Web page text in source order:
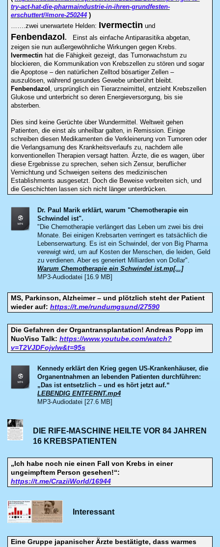
try-act-hat-die-pharmaindustrie-in-ihren-grundfesten-
erschuttert/#more-250244 )
…….zwei unerwartete Helden: Ivermectin und
Fenbendazol . Einst als einfache Antiparasitika abgetan,
zeigen sie nun außergewöhnliche Wirkungen gegen Krebs.
Ivermectinhat die Fähigkeit gezeigt, das Tumorwachstum zu
blockieren, die Kommunikation von Krebszellen zu stören und sogar
die Apoptose – den natürlichen Zelltod bösartiger Zellen –
auszulösen, während gesundes Gewebe unberührt bleibt.
Fenbendazol , ursprünglich ein Tierarzneimittel, entzieht Krebszellen
Glukose und unterbricht so deren Energieversorgung, bis sie
absterben.
Dies sind keine Gerüchte über Wundermittel. Weltweit gehen
Patienten, die einst als unheilbar galten, in Remission. Einige
schreiben diesen Medikamenten die Verkleinerung von Tumoren oder
die Verlangsamung des Krankheitsverlaufs zu, nachdem alle
konventionellen Therapien versagt hatten. Ärzte, die es wagen, über
diese Ergebnisse zu sprechen, sehen sich Zensur, beruflicher
Vernichtung und Schweigen seitens des medizinischen
Establishments ausgesetzt. Doch die Beweise verbreiten sich, und
die Geschichten lassen sich nicht länger unterdrücken.
Dr. Paul Marik erklärt, warum "Chemotherapie ein
Schwindel ist".
"Die Chemotherapie verlängert das Leben um zwei bis drei
Monate. Bei einigen Krebsarten verringert es tatsächlich die
Lebenserwartung. Es ist ein Schwindel, der von Big Pharma
verewigt wird, um auf Kosten der Menschen, die leiden, Geld
zu verdienen. Aber es generiert Milliarden von Dollar".
Warum Chemotherapie ein Schwindel ist.mp[...]
MP3-Audiodatei [16.9 MB]
MS, Parkinson, Alzheimer – und plötzlich steht der Patient
wieder auf: https://t.me/rundumgsund/27590
Die Gefahren der Organtransplantation! Andreas Popp im
NuoViso Talk: https://www.youtube.com/watch?
v=T2VJDFojvlw&t=95s
Kennedy erklärt den Krieg gegen US-Krankenhäuser, die
Organentnahmen an lebenden Patienten durchführen:
„Das ist entsetzlich – und es hört jetzt auf.“
LEBENDIG ENTFERNT.mp4
MP3-Audiodatei [27.6 MB]
DIE RIFE-MASCHINE HEILTE VOR 84 JAHREN
16 KREBSPATIENTEN
„Ich habe noch nie einen Fall von Krebs in einer
ungeimpftem Person gesehen!“:
https://t.me/CraziiWorld/16944
Interessant
Eine Gruppe japanischer Ärzte bestätigte, dass warmes